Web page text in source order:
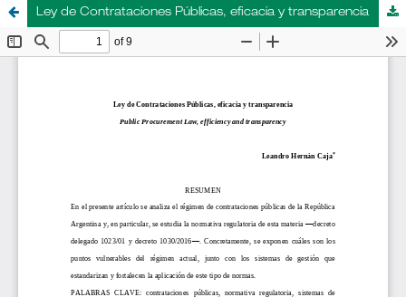
Ley de Contrataciones Públicas, eficacia y transparencia